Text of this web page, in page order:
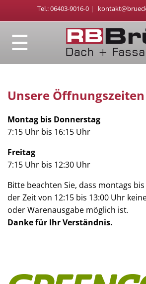
Tel.: 06403-9016-0 |
☰
Unsere Öffnungszeiten
Montag bis Donnerstag
7:15 Uhr bis 16:15 Uhr
Freitag
7:15 Uhr bis 12:30 Uhr
Bitte beachten Sie, dass montags
der Zeit von 12:15 bis 13:00 Uhr
oder Warenausgabe möglich ist.
Danke für Ihr Verständnis.